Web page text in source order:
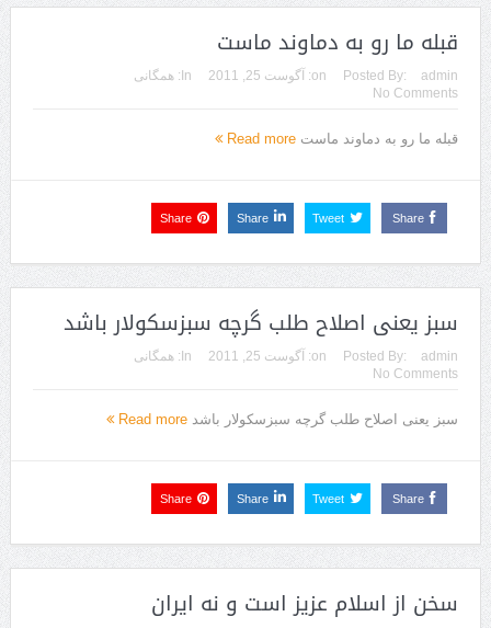
قبله ما رو به دماوند ماست
Posted By: admin
on: آگوست 25, 2011 In:
همگانی
No Comments
قبله ما رو به دماوند ماست Read more
Share
Tweet
Share
Share
سبز یعنی اصلاح طلب گرچه سبزسکولار باشد
Posted By: admin
on: آگوست 25, 2011 In:
همگانی
No Comments
سبز یعنی اصلاح طلب گرچه سبزسکولار باشد Read more
Share
Tweet
Share
Share
سخن از اسلام عزیز است و نه ایران